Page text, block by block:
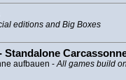
editions and Big Boxes
Standalone
aufbauen -All games build